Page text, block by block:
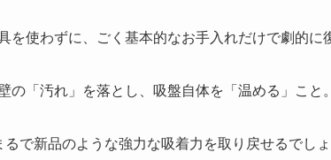
を使わずに、ごく基本的なお手入れだけで劇的に
の「汚れ」を落とし、吸盤自体を「温める」こと。
で新品のような強力な吸着力を取り戻せるでしょ